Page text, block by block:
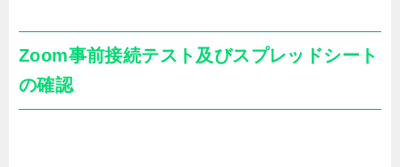
Zoom事前接続テスト及びスプレッドシート
の確認